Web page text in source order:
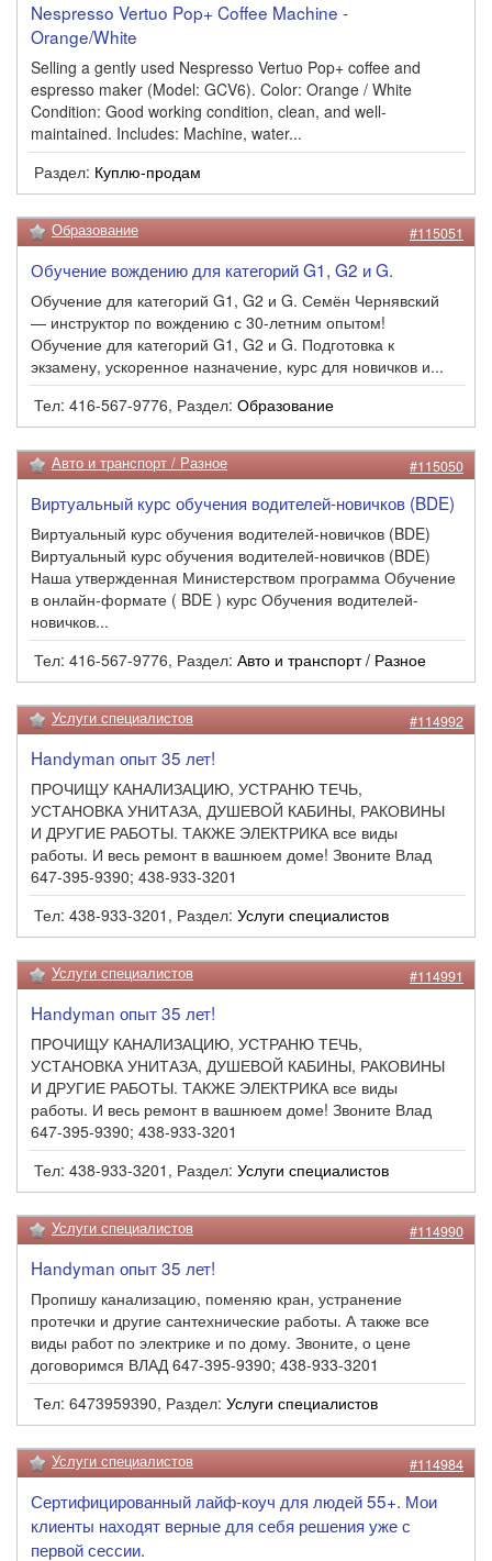
Nespresso Vertuo Pop+ Coffee Machine -
Orange/White
Selling a gently used Nespresso Vertuo Pop+ coffee and
espresso maker (Model: GCV6). Color: Orange / White
Condition: Good working condition, clean, and well-
maintained. Includes: Machine, water...
Раздел: Куплю-продам
Образование #115051
Обучение вождению для категорий G1, G2 и G.
Обучение для категорий G1, G2 и G. Семён Чернявский
— инструктор по вождению с 30-летним опытом!
Обучение для категорий G1, G2 и G. Подготовка к
экзамену, ускоренное назначение, курс для новичков и...
Тел: 416-567-9776, Раздел: Образование
Авто и транспорт / Разное #115050
Виртуальный курс обучения водителей-новичков (BDE)
Виртуальный курс обучения водителей-новичков (BDE)
Виртуальный курс обучения водителей-новичков (BDE)
Наша утвержденная Министерством программа Обучение
в онлайн-формате ( BDE ) курс Обучения водителей-
новичков...
Тел: 416-567-9776, Раздел: Авто и транспорт / Разное
Услуги специалистов #114992
Handyman опыт 35 лет!
ПРОЧИЩУ КАНАЛИЗАЦИЮ, УСТРАНЮ ТЕЧЬ,
УСТАНОВКА УНИТАЗА, ДУШЕВОЙ КАБИНЫ, РАКОВИНЫ
И ДРУГИЕ РАБОТЫ. ТАКЖЕ ЭЛЕКТРИКА все виды
работы. И весь ремонт в вашнюем доме! Звоните Влад
647-395-9390; 438-933-3201
Тел: 438-933-3201, Раздел: Услуги специалистов
Услуги специалистов #114991
Handyman опыт 35 лет!
ПРОЧИЩУ КАНАЛИЗАЦИЮ, УСТРАНЮ ТЕЧЬ,
УСТАНОВКА УНИТАЗА, ДУШЕВОЙ КАБИНЫ, РАКОВИНЫ
И ДРУГИЕ РАБОТЫ. ТАКЖЕ ЭЛЕКТРИКА все виды
работы. И весь ремонт в вашнюем доме! Звоните Влад
647-395-9390; 438-933-3201
Тел: 438-933-3201, Раздел: Услуги специалистов
Услуги специалистов #114990
Handyman опыт 35 лет!
Пропишу канализацию, поменяю кран, устранение
протечки и другие сантехнические работы. А также все
виды работ по электрике и по дому. Звоните, о цене
договоримся ВЛАД 647-395-9390; 438-933-3201
Тел: 6473959390, Раздел: Услуги специалистов
Услуги специалистов #114984
Сертифицированный лайф-коуч для людей 55+. Мои
клиенты находят верные для себя решения уже с
первой сессии.